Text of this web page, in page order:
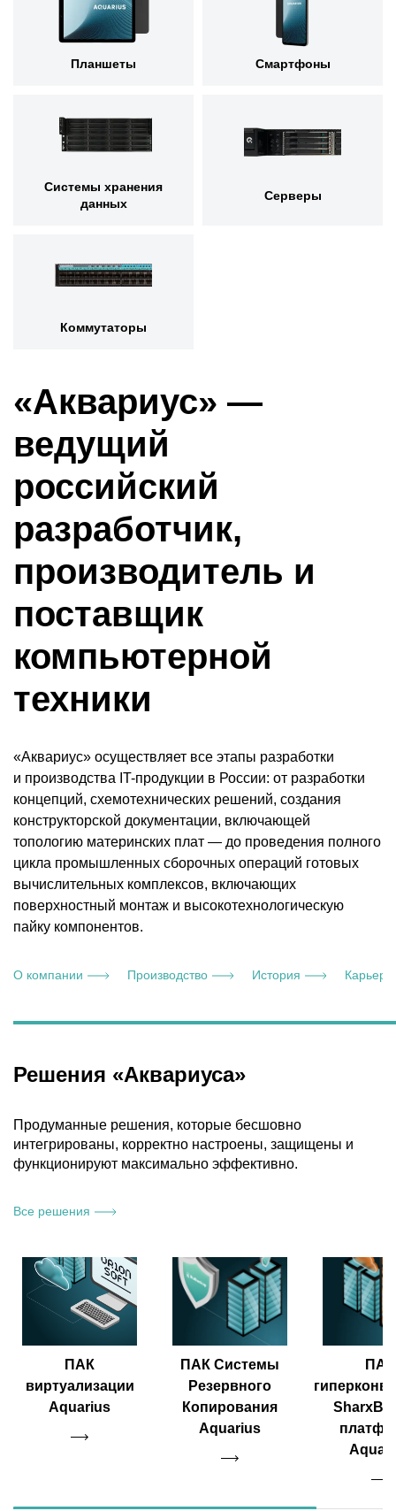
Планшеты Смартфоны
Системы хранения
данных
Серверы
Коммутаторы
«Аквариус» —
ведущий
российский
разработчик,
производитель и
поставщик
компьютерной
техники
«Аквариус» осуществляет все этапы разработки
и производства IT-продукции в России: от разработки
концепций, схемотехнических решений, создания
конструкторской документации, включающей
топологию материнских плат — до проведения полного
цикла промышленных сборочных операций готовых
вычислительных комплексов, включающих
поверхностный монтаж и высокотехнологическую
пайку компонентов.
О компании Производство История Карьера
Решения «Аквариуса»
Продуманные решения, которые бесшовно
интегрированы, корректно настроены, защищены и
функционируют максимально эффективно.
Все решения
ПАК
виртуализации
Aquarius
ПАК Системы
Резервного
Копирования
Aquarius
ПАК